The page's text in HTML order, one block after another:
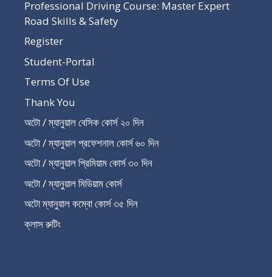
Professional Driving Course: Master Expert
Road Skills & Safety
Register
Student-Portal
Terms Of Use
Thank You
অটো / ম্যানুয়াল বেসিক কোর্স ২০ দিন
অটো / ম্যানুয়াল প্রফেশনাল কোর্স ৬০ দিন
অটো / ম্যানুয়াল প্রিমিয়াম কোর্স ৩০ দিন
অটো / ম্যানুয়াল মিডিয়াম কোর্স
অটো ম্যানুয়াল কম্বো কোর্স ৩৫ দিন
ক্লাস রুটিং